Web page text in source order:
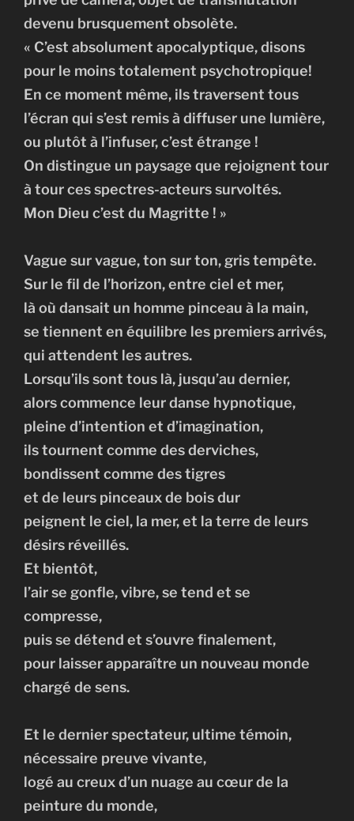
devenu brusquement obsolète.
« C’est absolument apocalyptique, disons
pour le moins totalement psychotropique!
En ce moment même, ils traversent tous
l’écran qui s’est remis à diffuser une lumière,
ou plutôt à l’infuser, c’est étrange !
On distingue un paysage que rejoignent tour
à tour ces spectres-acteurs survoltés.
Mon Dieu c’est du Magritte ! »
Vague sur vague, ton sur ton, gris tempête.
Sur le fil de l’horizon, entre ciel et mer,
là où dansait un homme pinceau à la main,
se tiennent en équilibre les premiers arrivés,
qui attendent les autres.
Lorsqu’ils sont tous là, jusqu’au dernier,
alors commence leur danse hypnotique,
pleine d’intention et d’imagination,
ils tournent comme des derviches,
bondissent comme des tigres
et de leurs pinceaux de bois dur
peignent le ciel, la mer, et la terre de leurs
désirs réveillés.
Et bientôt,
l’air se gonfle, vibre, se tend et se
compresse,
puis se détend et s’ouvre finalement,
pour laisser apparaître un nouveau monde
chargé de sens.
Et le dernier spectateur, ultime témoin,
nécessaire preuve vivante,
logé au creux d’un nuage au cœur de la
peinture du monde,